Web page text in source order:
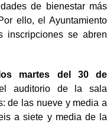
de bienestar más
ello, el Ayuntamiento
inscripciones se abren
los martes del 30 de
auditorio de la sala
de las nueve y media a
a siete y media de la